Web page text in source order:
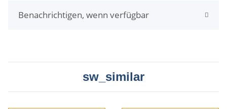
Benachrichtigen, wenn verfügbar
sw_similar